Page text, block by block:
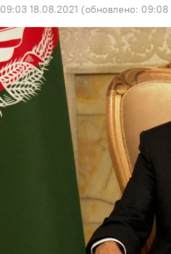
09:03 18.08.2021 (обновлено: 09:08